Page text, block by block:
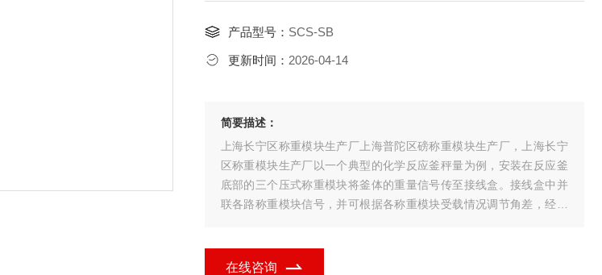
产品型号： SCS-SB
更新时间： 2026-04-14
简要描述：
上海长宁区称重模块生产厂上海普陀区磅称重模块生产厂，上海长宁
区称重模块生产厂以一个典型的化学反应釜秤量为例，安装在反应釜
底部的三个压式称重模块将釜体的重量信号传至接线盒。接线盒中并
联各路称重模块信号，并可根据各称重模块受载情况调节角差，经过
?称重模块原理PRIN
在线咨询